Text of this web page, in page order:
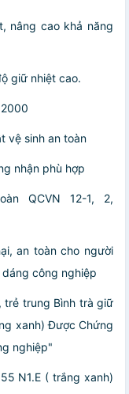
nâng cao khả năng
giữ nhiệt cao.
vệ sinh an toàn
nhận phù hợp
QCVN 12-1, 2,
an toàn cho người
công nghiệp
trẻ trung Bình trà giữ
xanh) Được Chứng
nghiệp"
N1.E ( trắng xanh)